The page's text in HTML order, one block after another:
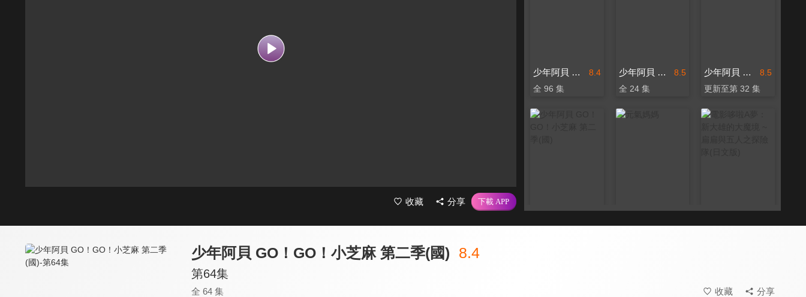
收藏 分享
8.4
少年阿貝 GO！GO！小芝麻 第三季(國)
全 96 集
8.5
少年阿貝 GO！GO！小芝麻 第四季
全 24 集
8.5
少年阿貝 GO！GO！小芝麻 第二季
更新至第 32 集
少年阿貝 GO！GO！小芝麻 第二季(國) 8.4
第64集
全 64 集 收藏 分享